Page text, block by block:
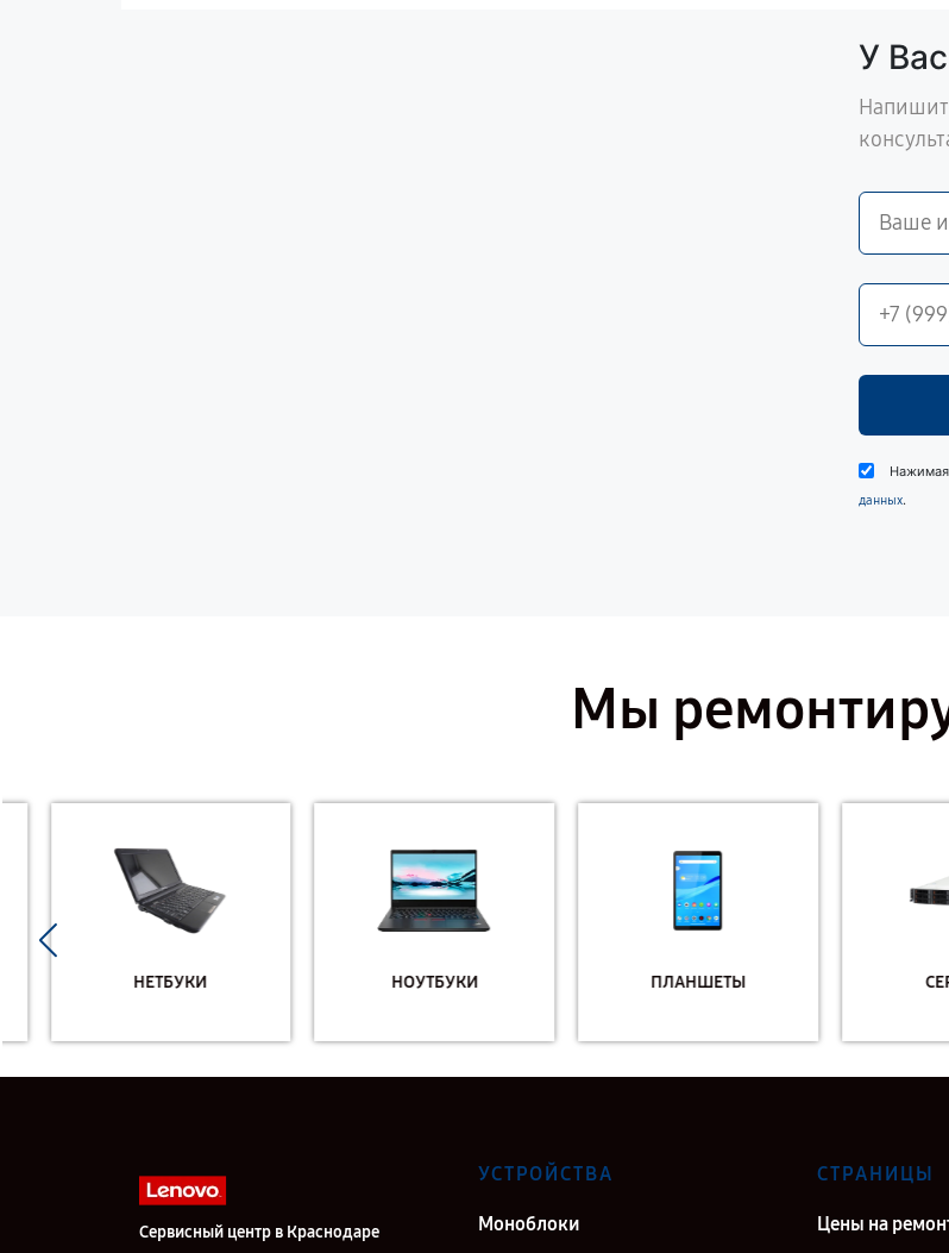
У
Нажимая
данных.
Мы
НЕТБУКИ НОУТБУКИ ПЛАНШЕТЫ
Сервисный центр в Краснодаре
УСТРОЙСТВА
Моноблоки
СТРАНИЦЫ
Цены на